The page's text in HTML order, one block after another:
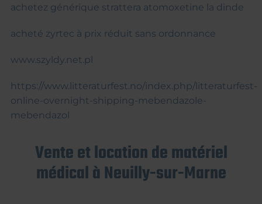
achetez générique strattera atomoxetine la dinde
acheté zyrtec à prix réduit sans ordonnance
www.szyldy.net.pl
https://www.litteraturfest.no/index.php/litteraturfest-
online-overnight-shipping-mebendazole-
mebendazol
Vente et location de matériel
médical à Neuilly-sur-Marne